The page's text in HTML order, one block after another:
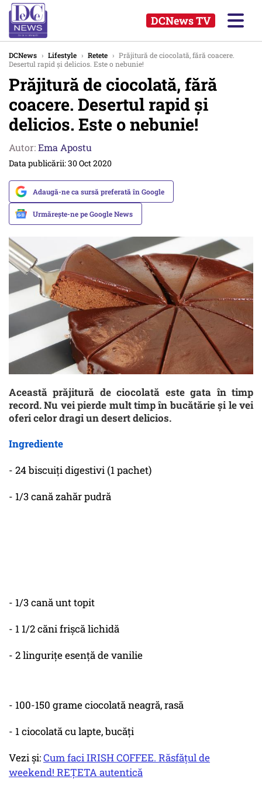
DCNews TV
DCNews › Lifestyle › Retete › Prăjitură de ciocolată, fără coacere.
Desertul rapid și delicios. Este o nebunie!
Prăjitură de ciocolată, fără
coacere. Desertul rapid și
delicios. Este o nebunie!
Autor:Ema Apostu
Data publicării: 30 Oct 2020
Adaugă-ne ca sursă preferată în Google
Urmărește-ne pe Google News
Această prăjitură de ciocolată este gata în timp
record. Nu vei pierde mult timp în bucătărie și le vei
oferi celor dragi un desert delicios.
Ingrediente
- 24 biscuiți digestivi (1 pachet)
- 1/3 cană zahăr pudră
- 1/3 cană unt topit
- 1 1/2 căni frișcă lichidă
- 2 lingurițe esență de vanilie
- 100-150 grame ciocolată neagră, rasă
- 1 ciocolată cu lapte, bucăți
Vezi și:Cum faci IRISH COFFEE. Răsfățul de
weekend! REȚETA autentică